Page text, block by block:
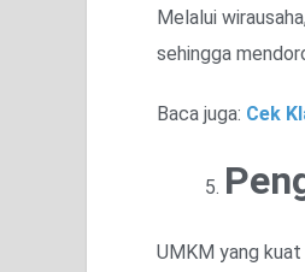
Melalui
sehingga
Baca juga: Cek
UMKM yang